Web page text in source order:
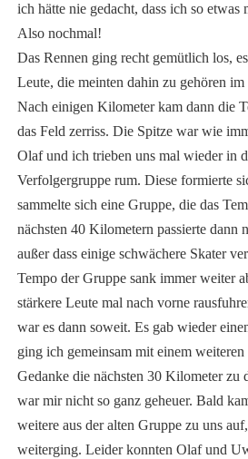
ich hätte nie gedacht, dass ich so etwas
Also nochmal!
Das Rennen ging recht gemütlich los,
Leute, die meinten dahin zu gehören
Nach einigen Kilometer kam dann die
das Feld zerriss. Die Spitze war wie
Olaf und ich trieben uns mal wieder in
Verfolgergruppe rum. Diese formierte
sammelte sich eine Gruppe, die das
nächsten 40 Kilometern passierte dann
außer dass einige schwächere Skater
Tempo der Gruppe sank immer weiter
stärkere Leute mal nach vorne
war es dann soweit. Es gab wieder
ging ich gemeinsam mit einem
Gedanke die nächsten 30 Kilometer zu
war mir nicht so ganz geheuer. Bald
weitere aus der alten Gruppe zu uns
weiterging. Leider konnten Olaf und